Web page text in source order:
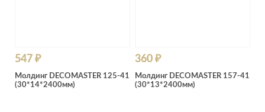
547 ₽
Молдинг DECOMASTER 125-41
(30*14*2400мм)
360 ₽
Молдинг DECOMASTER 157-41
(30*13*2400мм)